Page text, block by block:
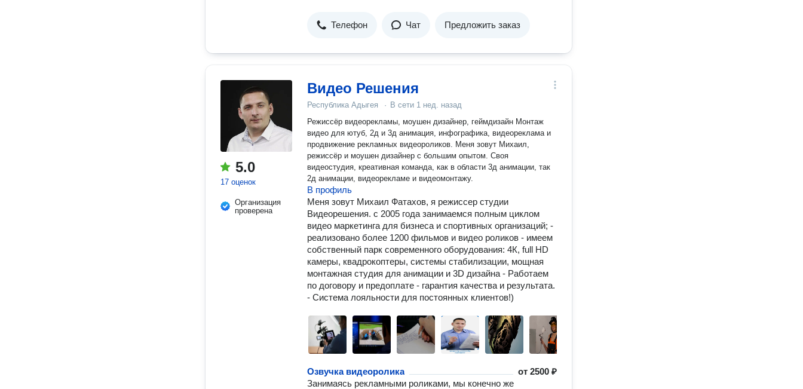
Телефон Чат Предложить заказ
5.0
17 оценок
Организация
проверена
Видео Решения
Республика Адыгея · В сети 1 нед. назад
Режиссёр видеорекламы, моушен дизайнер, геймдизайн Монтаж
видео для ютуб, 2д и 3д анимация, инфографика, видеореклама и
продвижение рекламных видеороликов. Меня зовут Михаил,
режиссёр и моушен дизайнер с большим опытом. Своя
видеостудия, креативная команда, как в области 3д анимации, так
2д анимации, видеорекламе и видеомонтажу.
В профиль
Меня зовут Михаил Фатахов, я режиссер студии
Видеорешения. с 2005 года занимаемся полным циклом
видео маркетинга для бизнеса и спортивных организаций; -
реализовано более 1200 фильмов и видео роликов - имеем
собственный парк современного оборудования: 4К, full HD
камеры, квадрокоптеры, системы стабилизации, мощная
монтажная студия для анимации и 3D дизайна - Работаем
по договору и предоплате - гарантия качества и результата.
- Система лояльности для постоянных клиентов!)
Озвучка видеоролика от2500 ₽
Занимаясь рекламными роликами, мы конечно же